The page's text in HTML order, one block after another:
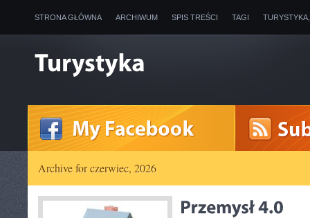
STRONA GŁÓWNA ARCHIWUM SPIS TREŚCI TAGI
Archive for czerwiec, 2026